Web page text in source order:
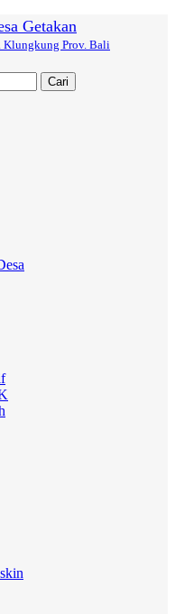
Getakan
Klungkung Prov. Bali
Cari